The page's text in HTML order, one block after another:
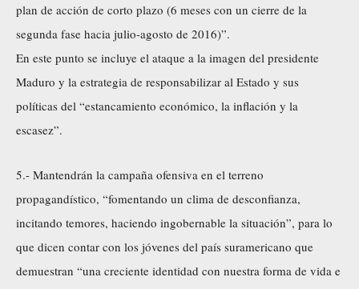
plan de acción de corto plazo (6 meses con un cierre de la
segunda fase hacia julio-agosto de 2016)”.
En este punto se incluye el ataque a la imagen del presidente
Maduro y la estrategia de responsabilizar al Estado y sus
políticas del “estancamiento económico, la inflación y la
escasez”.
5.- Mantendrán la campaña ofensiva en el terreno
propagandístico, “fomentando un clima de desconfianza,
incitando temores, haciendo ingobernable la situación”, para lo
que dicen contar con los jóvenes del país suramericano que
demuestran “una creciente identidad con nuestra forma de vida e